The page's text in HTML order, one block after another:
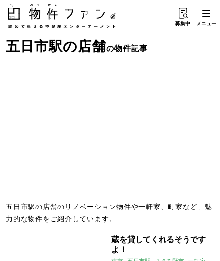
募集中 メニュー
五日市駅の店舗の物件記事
五日市駅の店舗のリノベーション物件や一軒家、町家など、魅
力的な物件をご紹介しています。
蔵を貸してくれるそうです
よ！